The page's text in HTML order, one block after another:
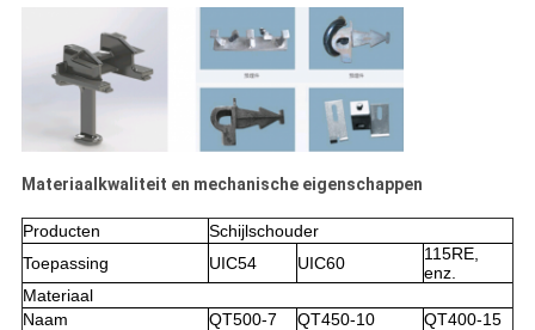
Materiaalkwaliteit en mechanische eigenschappen
Producten
Schijlschouder
Toepassing
UIC54 UIC60
115RE,
enz.
Materiaal
Naam
QT500-7 QT450-10
QT400-15